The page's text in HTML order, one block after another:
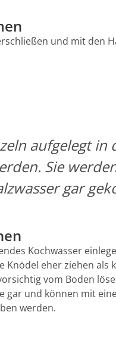
und mit den
aufgelegt
Sie
gar
Kochwasser
Knödel eher ziehen als
vom Boden
gar und können mit
werden.